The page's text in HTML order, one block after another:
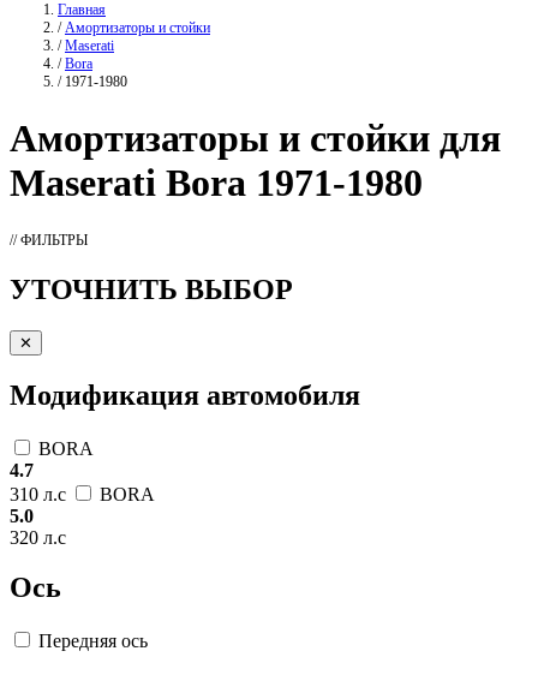
Главная
/ Амортизаторы и стойки
/ Maserati
/ Bora
/ 1971-1980
Амортизаторы и стойки для
Maserati Bora 1971-1980
// ФИЛЬТРЫ
УТОЧНИТЬ ВЫБОР
✕
Модификация автомобиля
BORA
4.7
310 л.с
BORA
5.0
320 л.с
Ось
Передняя ось